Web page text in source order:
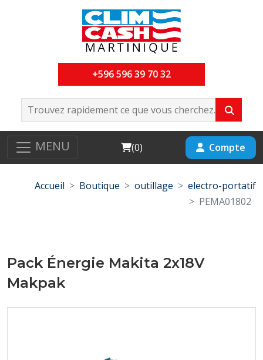
+596 596 39 70 32
MENU Cart
(0) Compte
Accueil Boutique outillage
electro-portatif
PEMA01802
Pack Énergie Makita 2x18V
Makpak